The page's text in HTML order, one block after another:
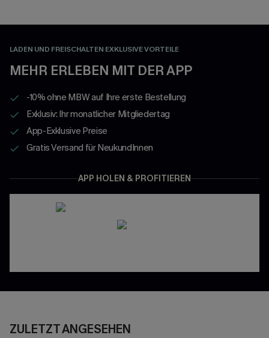
LADEN UND FREISCHALTEN EXKLUSIVE VORTEILE
MEHR ERLEBEN MIT DER APP
-10% ohne MBW auf Ihre erste Bestellung
Exklusiv: Ihr monatlicher Mitgliedertag
App-Exklusive Preise
Gratis Versand für NeukundInnen
APP HOLEN & PROFITIEREN
ZULETZT ANGESEHEN